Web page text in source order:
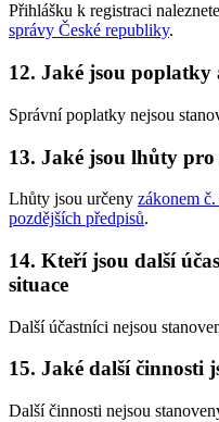
Přihlášku k registraci
správy České republiky.
12. Jaké jsou
Správní poplatky nejsou
13. Jaké jsou lhůty
Lhůty jsou určeny zákonem
pozdějších předpisů.
14. Kteří jsou další
situace
Další účastníci nejsou
15. Jaké další činnosti
Další činnosti nejsou